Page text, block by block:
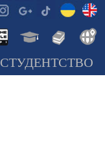
СТУДЕНТСТВО